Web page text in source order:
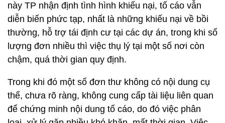
này TP nhận định tình hình khiếu nại, tố cáo vẫn
diễn biến phức tạp, nhất là những khiếu nại về bồi
thường, hỗ trợ tái định cư tại các dự án, trong khi số
lượng đơn nhiều thì việc thụ lý tại một số nơi còn
chậm, quá thời gian quy định.
Trong khi đó một số đơn thư không có nội dung cụ
thể, chưa rõ ràng, không cung cấp tài liệu liên quan
để chứng minh nội dung tố cáo, do đó việc phân